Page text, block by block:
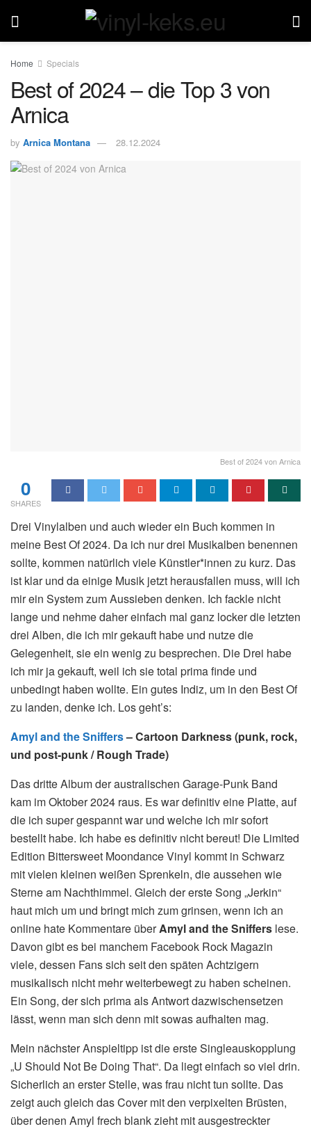
Home Specials
Best of 2024 – die Top 3 von
Arnica
by Arnica Montana 28.12.2024
Best of 2024 von Arnica
0
SHARES
Drei Vinylalben und auch wieder ein Buch kommen in
meine Best Of 2024. Da ich nur drei Musikalben benennen
sollte, kommen natürlich viele Künstler*innen zu kurz. Das
ist klar und da einige Musik jetzt herausfallen muss, will ich
mir ein System zum Aussieben denken. Ich fackle nicht
lange und nehme daher einfach mal ganz locker die letzten
drei Alben, die ich mir gekauft habe und nutze die
Gelegenheit, sie ein wenig zu besprechen. Die Drei habe
ich mir ja gekauft, weil ich sie total prima finde und
unbedingt haben wollte. Ein gutes Indiz, um in den Best Of
zu landen, denke ich. Los geht’s:
Amyl and the Sniffers–Cartoon Darkness (punk, rock,
und post-punk / Rough Trade)
Das dritte Album der australischen Garage-Punk Band
kam im Oktober 2024 raus. Es war definitiv eine Platte, auf
die ich super gespannt war und welche ich mir sofort
bestellt habe. Ich habe es definitiv nicht bereut! Die Limited
Edition Bittersweet Moondance Vinyl kommt in Schwarz
mit vielen kleinen weißen Sprenkeln, die aussehen wie
Sterne am Nachthimmel. Gleich der erste Song „Jerkin“
haut mich um und bringt mich zum grinsen, wenn ich an
online hate Kommentare überAmyl and the Sniffers lese.
Davon gibt es bei manchem Facebook Rock Magazin
viele, dessen Fans sich seit den späten Achtzigern
musikalisch nicht mehr weiterbewegt zu haben scheinen.
Ein Song, der sich prima als Antwort dazwischensetzen
lässt, wenn man sich denn mit sowas aufhalten mag.
Mein nächster Anspieltipp ist die erste Singleauskopplung
„U Should Not Be Doing That“. Da liegt einfach so viel drin.
Sicherlich an erster Stelle, was frau nicht tun sollte. Das
zeigt auch gleich das Cover mit den verpixelten Brüsten,
über denen Amyl frech blank zieht mit ausgestreckter